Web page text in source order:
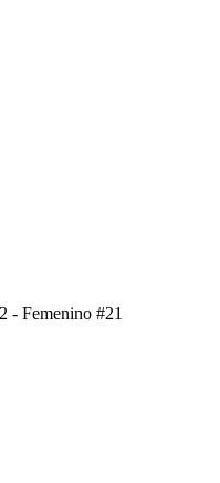
- Femenino #21